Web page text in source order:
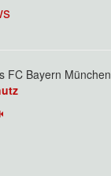
FC Bayern München